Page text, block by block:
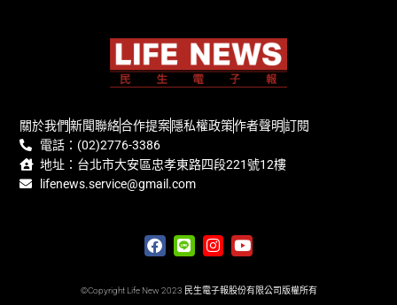
關於我們新聞聯絡合作提案隱私權政策作者聲明訂閱
電話：(02)2776-3386
地址：台北市大安區忠孝東路四段221號12樓
lifenews.service@gmail.com
©Copyright Life New 2023 民生電子報股份有限公司版權所有